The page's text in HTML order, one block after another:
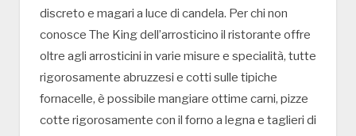
discreto e magari a luce di candela. Per chi non
conosce The King dell’arrosticino il ristorante offre
oltre agli arrosticini in varie misure e specialità, tutte
rigorosamente abruzzesi e cotti sulle tipiche
fornacelle, è possibile mangiare ottime carni, pizze
cotte rigorosamente con il forno a legna e taglieri di